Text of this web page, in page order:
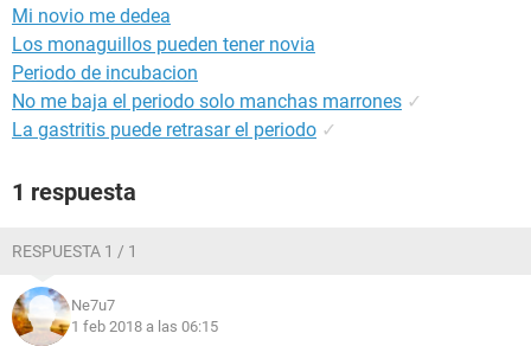
Mi novio me dedea
Los monaguillos pueden tener novia
Periodo de incubacion
No me baja el periodo solo manchas marrones ✓
La gastritis puede retrasar el periodo ✓
1 respuesta
RESPUESTA 1 / 1
Ne7u7
1 feb 2018 a las 06:15